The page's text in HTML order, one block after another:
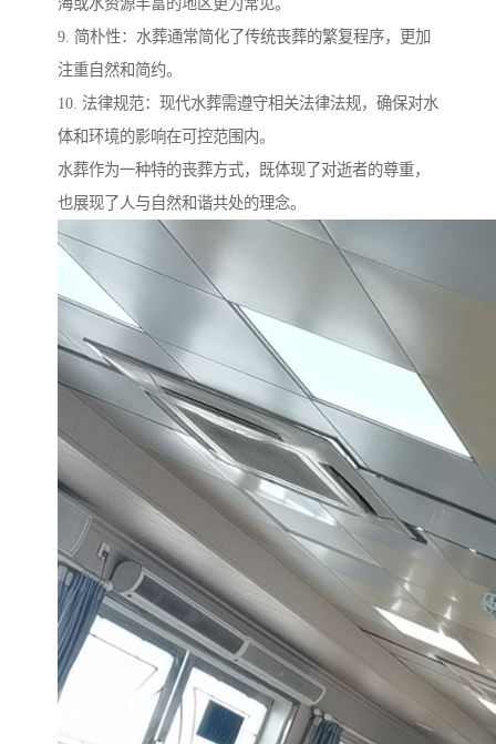
9. 简朴性：水葬通常简化了传统丧葬的繁复程序，更加
注重自然和简约。
10. 法律规范：现代水葬需遵守相关法律法规，确保对水
体和环境的影响在可控范围内。
水葬作为一种特的丧葬方式，既体现了对逝者的尊重，
也展现了人与自然和谐共处的理念。